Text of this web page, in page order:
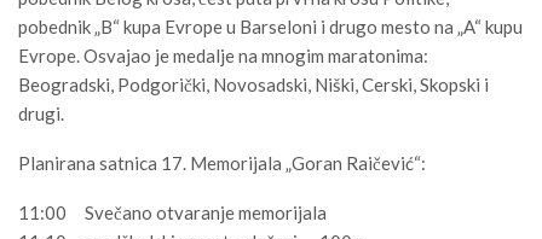
pobednik „B“ kupa Evrope u Barseloni i drugo mesto na „A“ kupu
Evrope. Osvajao je medalje na mnogim maratonima:
Beogradski, Podgorički, Novosadski, Niški, Cerski, Skopski i
drugi.
Planirana satnica 17. Memorijala „Goran Raičević“:
11:00 Svečano otvaranje memorijala